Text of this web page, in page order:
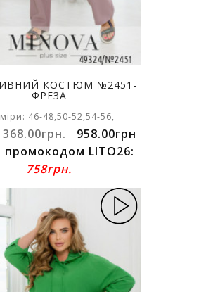
КОСТЮМ №2451-
ФРЕЗА
46-48,50-52,54-56,
958.00грн
промокодом LITO26:
758грн.